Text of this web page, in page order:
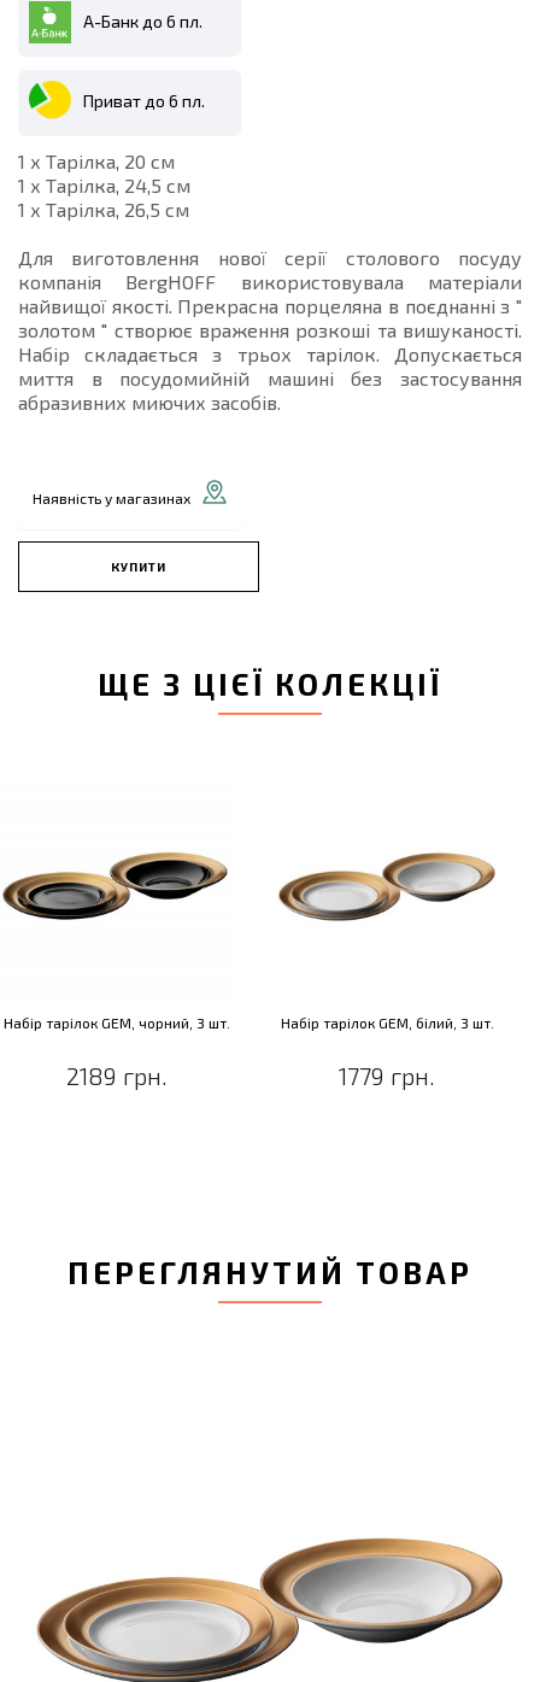
А-Банк до 6 пл.
Приват до 6 пл.
1 х Тарілка, 20 см
1 х Тарілка, 24,5 см
1 х Тарілка, 26,5 см
Для виготовлення нової серії столового посуду
компанія BergHOFF використовувала матеріали
найвищої якості. Прекрасна порцеляна в поєднанні з "
золотом " створює враження розкоші та вишуканості.
Набір складається з трьох тарілок. Допускається
миття в посудомийній машині без застосування
абразивних миючих засобів.
Наявність у магазинах
КУПИТИ
ЩЕ З ЦІЄЇ КОЛЕКЦІЇ
Набір тарілок GEM, чорний, 3 шт.
2189 грн.
Набір тарілок GEM, білий, 3 шт.
1779 грн.
ПЕРЕГЛЯНУТИЙ ТОВАР